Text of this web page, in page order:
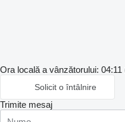
Ora locală a vânzătorului: 04:11
Solicit o întâlnire
Trimite mesaj